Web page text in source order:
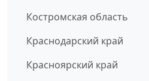
Костромская область
Краснодарский край
Красноярский край